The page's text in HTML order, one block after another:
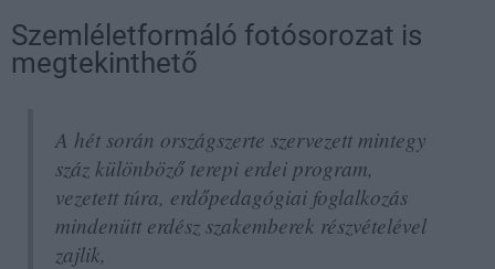
Szemléletformáló fotósorozat is
megtekinthető
A hét során országszerte szervezett mintegy
száz különböző terepi erdei program,
vezetett túra, erdőpedagógiai foglalkozás
mindenütt erdész szakemberek részvételével
zajlik,